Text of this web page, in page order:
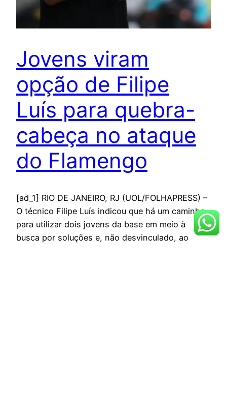
Jovens viram
opção de Filipe
Luís para quebra-
cabeça no ataque
do Flamengo
[ad_1] RIO DE JANEIRO, RJ (UOL/FOLHAPRESS) –
O técnico Filipe Luís indicou que há um caminho
para utilizar dois jovens da base em meio à
busca por soluções e, não desvinculado, ao